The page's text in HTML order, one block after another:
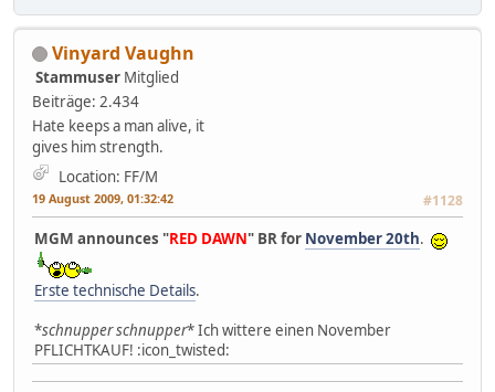
Vinyard Vaughn
Stammuser Mitglied
Beiträge: 2.434
Hate keeps a man alive, it
gives him strength.
Location: FF/M
19 August 2009, 01:32:42 #1128
MGM announces "RED DAWN" BR for November 20th.
Erste technische Details.
*schnupper schnupper* Ich wittere einen November
PFLICHTKAUF! :icon_twisted: